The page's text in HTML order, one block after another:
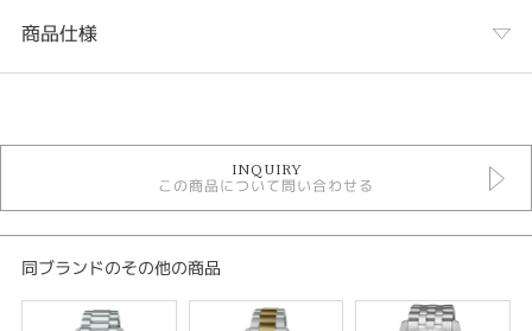
商品仕様
時計
メンズ 腕時計
セイコー5スポーツ
INQUIRY
この商品について問い合わせる
同ブランドのその他の商品